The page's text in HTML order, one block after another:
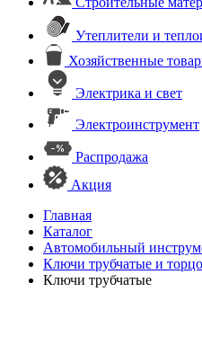
Утеплители и
Хозяйственные
Электрика и свет
Электроинструмент
Распродажа
Акция
Главная
Каталог
Автомобильный
Ключи трубчатые и
Ключи трубчатые